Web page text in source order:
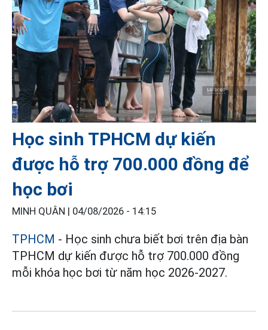
Học sinh TPHCM dự kiến
được hỗ trợ 700.000 đồng để
học bơi
MINH QUÂN | 04/08/2026 - 14:15
TPHCM - Học sinh chưa biết bơi trên địa bàn
TPHCM dự kiến được hỗ trợ 700.000 đồng
mỗi khóa học bơi từ năm học 2026-2027.